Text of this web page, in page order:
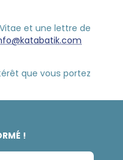
et une lettre de
que vous portez
!